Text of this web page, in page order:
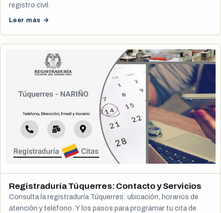
registro civil.
Leer más →
Registraduría Túquerres: Contacto y Servicios
Consulta la registraduría Túquerres: ubicación, horarios de
atención y teléfono. Y los pasos para programar tu cita de